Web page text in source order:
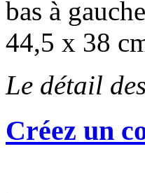
bas à
44,5 x 38
Le détail
Créez un